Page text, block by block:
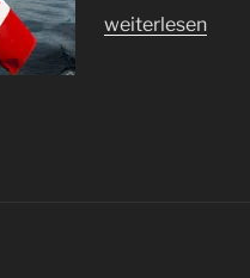
„Bärenland
weiterlesen